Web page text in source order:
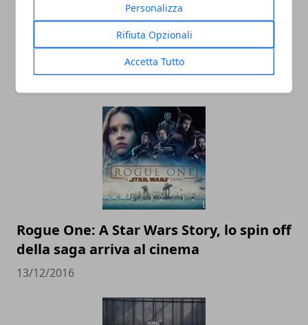
Personalizza
Rifiuta Opzionali
Accetta Tutto
Star Wars The Last Jedi, rivelato il titolo
Rogue One: A Star Wars Story, lo spin off
della saga arriva al cinema
13/12/2016